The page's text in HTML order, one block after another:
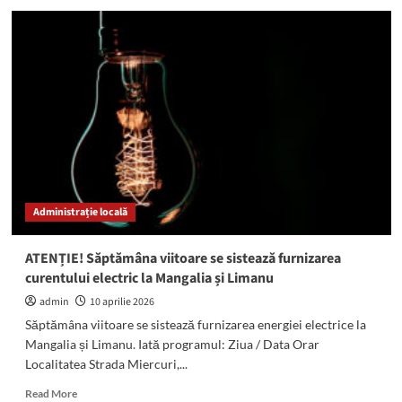
ATENȚIE!
sistează
curentul
electric
Mangalia,
Limanu
și
Costinești.
programul
întreruperilor
Administrație locală
ATENȚIE! Săptămâna viitoare se sistează furnizarea
curentului electric la Mangalia și Limanu
admin
10 aprilie 2026
Săptămâna viitoare se sistează furnizarea energiei electrice la
Mangalia și Limanu. Iată programul: Ziua / Data Orar
Localitatea Strada Miercuri,...
Read MoreRead